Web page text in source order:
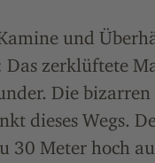
und
zerklüftete
Die bizarren
dieses Wegs.
30 Meter hoch